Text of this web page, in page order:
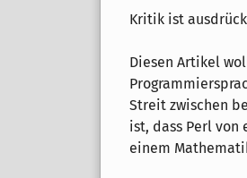
Kritik ist
Diesen Artikel
Streit zwischen
ist, dass Perl von
einem